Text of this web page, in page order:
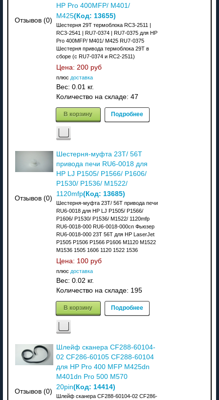
Отзывов (0)
HP Pro 400MFP/ M401/
M425(Код: 13655)
Шестерня 29T термоблока RC3-2511 |
RC3-2541 | RU7-0374 | RU7-0375 для HP
Pro 400MFP/ M401/ M425 RU7-0375
Шестерня привода термоблока 29T в
сборе (с RU7-0374 и RC2-2511)
Цена: 200 руб
плюс доставка
Вес: 0.01 кг.
Количество на складе: 47
В корзину Подробнее
Отзывов (0)
Шестерня-муфта 23T/ 56T
привода печи RU6-0018 для
HP LJ P1505/ P1566/ P1606/
P1530/ P1536/ M1522/
1120mfp(Код: 13685)
Шестерня-муфта 23T/ 56T привода печи
RU6-0018 для HP LJ P1505/ P1566/
P1606/ P1530/ P1536/ M1522/ 1120mfp
RU6-0018-000 RU6-0018-000cn Фьюзер
RU6-0018-000 23T 56T для HP LaserJet
P1505 P1506 P1566 P1606 M1120 M1522
M1536 1505 1606 1120 1522 1536
Цена: 100 руб
плюс доставка
Вес: 0.02 кг.
Количество на складе: 195
В корзину Подробнее
Отзывов (0)
Шлейф сканера CF288-60104-
02 CF286-60105 CF288-60104
для HP Pro 400 MFP M425dn
M401dn Pro 500 M570
20pin(Код: 14414)
Шлейф сканера CF288-60104-02 CF286-